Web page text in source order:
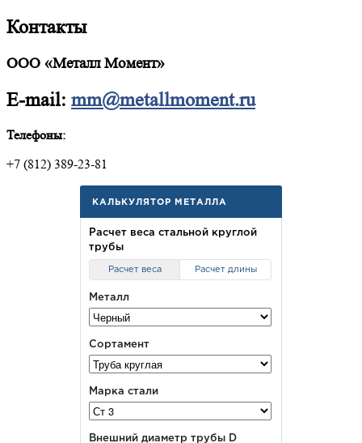
Контакты
ООО «Металл Момент»
E-mail: mm@metallmoment.ru
Телефоны:
+7 (812) 389-23-81